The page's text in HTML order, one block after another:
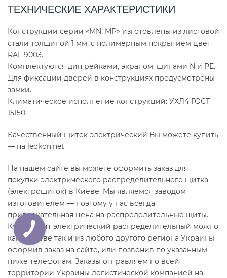
ТЕХНИЧЕСКИЕ ХАРАКТЕРИСТИКИ
Конструкции серии «MN, MP» изготовлены из листовой
стали толщиной 1 мм, с полимерным покрытием цвет
RAL 9003.
Комплектуются дин рейками, экраном, шинами N и PE.
Для фиксации дверей в конструкциях предусмотрены
замки.
Климатическое исполнение конструкций: УХЛ4 ГОСТ
15150.
Качественный щиток электрический Вы можете купить
— на leokon.net
На нашем сайте вы можете оформить заказ для
покупки электрического распределительного щитка
(электрощиток) в Киеве. Мы являемся заводом
изготовителем — поэтому у нас всегда
привлекательная цена на распределительные щиты.
Купить щит электрический распределительный можно
как в Киеве так и из любого другого региона Украины
оформив заказ на сайте, или позвонив по указанным
ниже телефонам. Заказы отправляем по всей
территории Украины логистической компанией на